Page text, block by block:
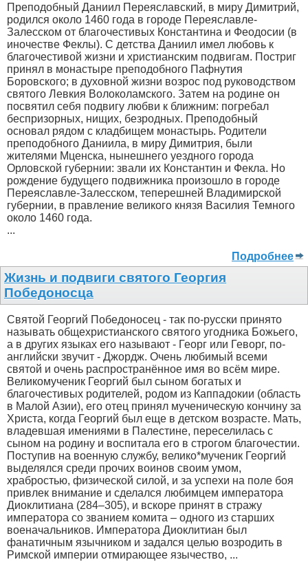
Преподобный Даниил Переяславский, в миру Димитрий,
родился около 1460 года в городе Переяславле-
Залесском от благочестивых Константина и Феодосии (в
иночестве Феклы). С детства Даниил имел любовь к
благочестивой жизни и христианским подвигам. Постриг
принял в монастыре преподобного Пафнутия
Боровского; в духовной жизни возрос под руководством
святого Левкия Волоколамского. Затем на родине он
посвятил себя подвигу любви к ближним: погребал
беспризорных, нищих, безродных. Преподобный
основал рядом с кладбищем монастырь. Родители
преподобного Даниила, в миру Димитрия, были
жителями Мценска, нынешнего уездного города
Орловской губернии: звали их Константин и Фекла. Но
рождение будущего подвижника произошло в городе
Переяславле-Залесском, теперешней Владимирской
губернии, в правление великого князя Василия Темного
около 1460 года.
...
Подробнее
Жизнь и подвиги святого Георгия
Победоносца
Святой Георгий Победоносец - так по-русски принято
называть общехристианского святого угодника Божьего,
а в других языках его называют - Георг или Геворг, по-
английски звучит - Джордж. Очень любимый всеми
святой и очень распространённое имя во всём мире.
Великомученик Георгий был сыном богатых и
благочестивых родителей, родом из Каппадокии (область
в Малой Азии), его отец принял мученическую кончину за
Христа, когда Георгий был еще в детском возрасте. Мать,
владевшая имениями в Палестине, переселилась с
сыном на родину и воспитала его в строгом благочестии.
Поступив на военную службу, велико*мученик Георгий
выделялся среди прочих воинов своим умом,
храбростью, физической силой, и за успехи на поле боя
привлек внимание и сделался любимцем императора
Диоклитиана (284–305), и вскоре принят в стражу
императора со званием комита – одного из старших
военачальников. Императора Диоклитиан был
фанатичным язычником и задался целью возродить в
Римской империи отмирающее язычество, ...